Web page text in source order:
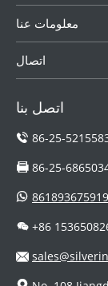
معلومات عنا
اتصال
اتصل بنا
86-25-
86-25-
+86